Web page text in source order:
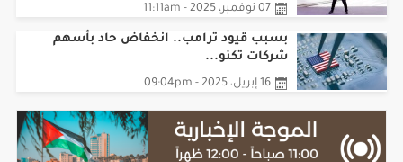
07 نوفمبر، 2025 - 11:11am
بسبب قيود ترامب.. انخفاض حاد بأسهم
شركات تكنو...
16 إبريل، 2025 - 09:04pm